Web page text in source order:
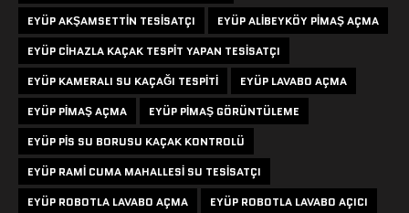
EYÜP AKŞAMSETTIN TESISATÇI
EYÜP ALIBEYKÖY PIMAŞ AÇMA
EYÜP CIHAZLA KAÇAK TESPIT YAPAN TESISATÇI
EYÜP KAMERALI SU KAÇAĞI TESPITI
EYÜP LAVABO AÇMA
EYÜP PIMAŞ AÇMA
EYÜP PIMAŞ GÖRÜNTÜLEME
EYÜP PIS SU BORUSU KAÇAK KONTROLÜ
EYÜP RAMI CUMA MAHALLESI SU TESISATÇI
EYÜP ROBOTLA LAVABO AÇMA
EYÜP ROBOTLA LAVABO AÇICI